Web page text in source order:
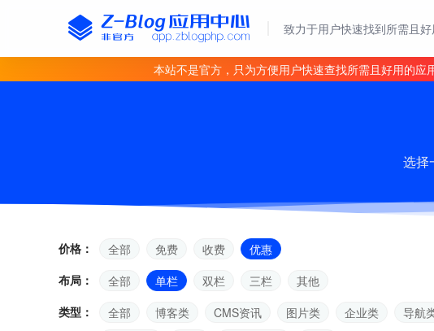
致力于用户快速找到所需且
本站不是官方，只为方便用户快速查找所需且好用的
选择
价格： 全部 免费 收费
优惠
布局：
全部 单栏 双栏 三栏
其他
类型：
全部 博客类 CMS资讯 图片类 企业类 导航